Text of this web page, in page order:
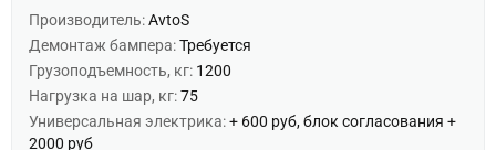
Производитель:AvtoS
Демонтаж бампера:Требуется
Грузоподъемность, кг: 1200
Нагрузка на шар, кг:75
Универсальная электрика:+ 600 руб, блок согласования +
2000 руб